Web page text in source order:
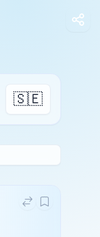
🇸🇪